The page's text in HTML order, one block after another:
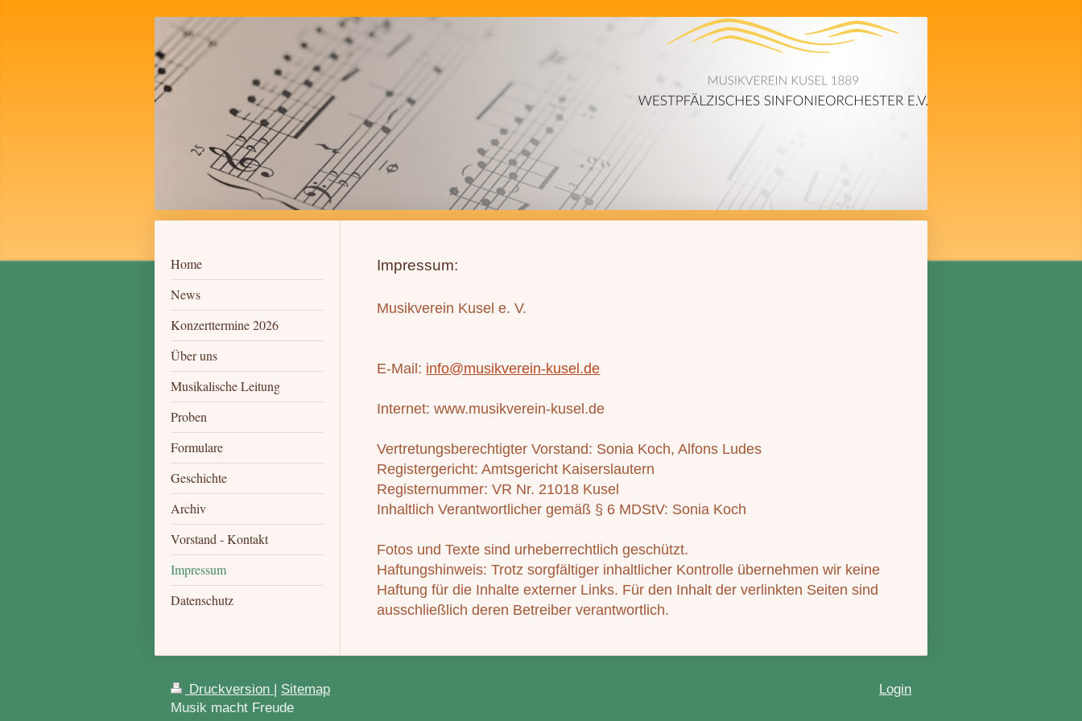
Home
News
Konzerttermine 2026
Über uns
Musikalische Leitung
Proben
Formulare
Geschichte
Archiv
Vorstand - Kontakt
Impressum
Datenschutz
Impressum:
Musikverein Kusel e. V.
E-Mail: info@musikverein-kusel.de
Internet: www.musikverein-kusel.de
Vertretungsberechtigter Vorstand: Sonia Koch, Alfons Ludes
Registergericht: Amtsgericht Kaiserslautern
Registernummer: VR Nr. 21018 Kusel
Inhaltlich Verantwortlicher gemäß § 6 MDStV: Sonia Koch
Fotos und Texte sind urheberrechtlich geschützt.
Haftungshinweis: Trotz sorgfältiger inhaltlicher Kontrolle übernehmen wir keine
Haftung für die Inhalte externer Links. Für den Inhalt der verlinkten Seiten sind
ausschließlich deren Betreiber verantwortlich.
Druckversion | Sitemap
Musik macht Freude
Login